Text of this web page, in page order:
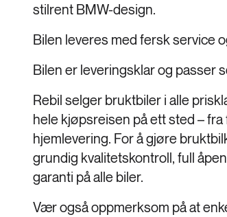
stilrent BMW-design.
Bilen leveres med fersk service
Bilen er leveringsklar og passer
Rebil selger bruktbiler i alle
hele kjøpsreisen på ett sted –
hjemlevering. For å gjøre
grundig kvalitetskontroll, full
garanti på alle biler.
Vær også oppmerksom på at